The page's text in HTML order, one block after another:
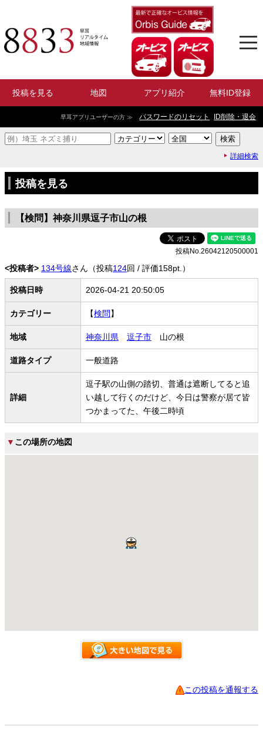
投稿を見る 地図 アプリ紹介 無料ID登録
早耳アプリユーザーの方 ≫ パスワードのリセット ID削除・退会
詳細検索
投稿を見る
【検問】神奈川県逗子市山の根
投稿No.26042120500001
<投稿者> 134号線さん（投稿124回 / 評価158pt.）
投稿日時 2026-04-21 20:50:05
カテゴリー 【検問 】
地域 神奈川県 逗子市 山の根
道路タイプ 一般道路
詳細
逗子駅の山側の踏切、普通は遮断してると追
い越して行くのだけど、今日は警察が居て皆
つかまってた、午後二時頃
▼ この場所の地図
この投稿を通報する